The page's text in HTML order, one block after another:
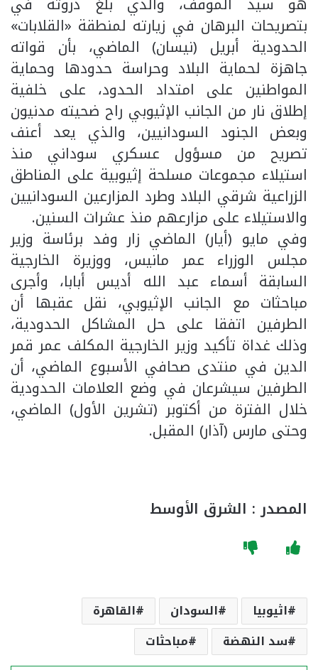
بتصريحات البرهان في زيارته لمنطقة «القلابات»
الحدودية أبريل (نيسان) الماضي، بأن قواته
جاهزة لحماية البلاد وحراسة حدودها وحماية
المواطنين على امتداد الحدود، على خلفية
إطلاق نار من الجانب الإثيوبي راح ضحيته مدنيون
وبعض الجنود السودانيين، والذي يعد أعنف
تصريح من مسؤول عسكري سوداني منذ
استيلاء مجموعات مسلحة إثيوبية على المناطق
الزراعية شرقي البلاد وطرد المزارعين السودانيين
والاستيلاء على مزارعهم منذ عشرات السنين.
وفي مايو (أيار) الماضي زار وفد برئاسة وزير
مجلس الوزراء عمر مانيس، ووزيرة الخارجية
السابقة أسماء عبد الله أديس أبابا، وأجرى
مباحثات مع الجانب الإثيوبي، نقل عقبها أن
الطرفين اتفقا على حل المشاكل الحدودية،
وذلك غداة تأكيد وزير الخارجية المكلف عمر قمر
الدين في منتدى صحافي الأسبوع الماضي، أن
الطرفين سيشرعان في وضع العلامات الحدودية
خلال الفترة من أكتوبر (تشرين الأول) الماضي،
وحتى مارس (آذار) المقبل.
المصدر : الشرق الأوسط
اثيوبيا السودان
القاهرة
سد النهضة
مباحثات